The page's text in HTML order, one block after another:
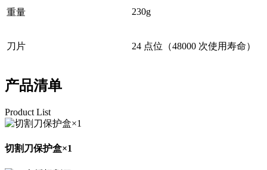
重量 230g
刀片 24 点位（48000 次使用寿命）
产品清单
Product List
切割刀保护盒×1